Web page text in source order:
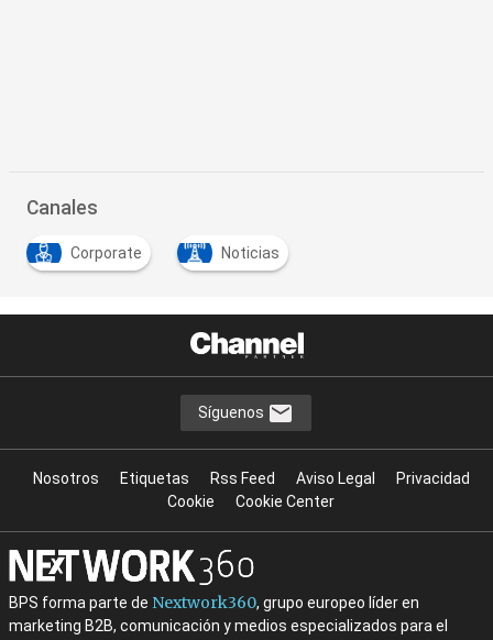
Canales
Corporate Noticias
Síguenos
Nosotros Etiquetas Rss Feed Aviso Legal
Privacidad
Cookie
Cookie Center
BPS forma parte de Nextwork360, grupo europeo líder en
marketing B2B, comunicación y medios especializados para el